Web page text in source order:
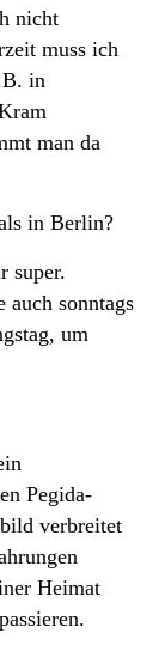
nicht
muss ich
in
man da
in Berlin?
super.
sonntags
um
Pegida-
verbreitet
Heimat